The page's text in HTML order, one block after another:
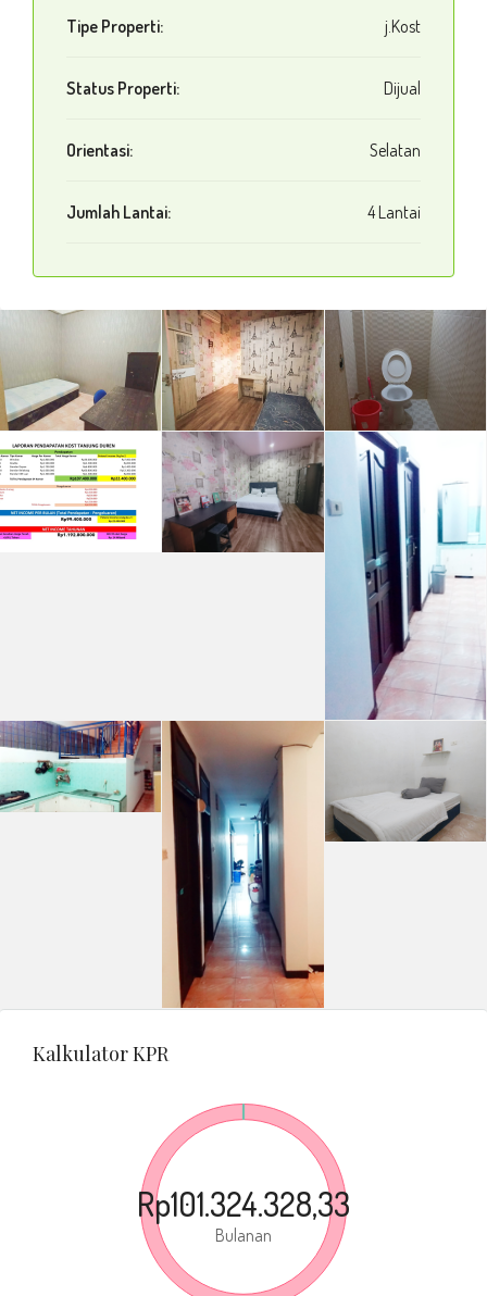
Tipe Properti: j.Kost
Status Properti: Dijual
Orientasi: Selatan
Jumlah Lantai: 4 Lantai
Kalkulator KPR
Rp101.324.328,33
Bulanan